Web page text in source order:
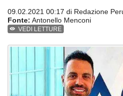
09.02.2021 00:17 di Redazione
Fonte: Antonello Menconi
VEDI LETTURE